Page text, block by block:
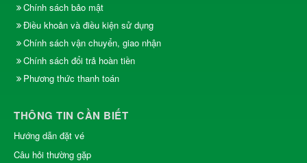
Chính sách bảo mật
Điều khoản và điều kiện sử dụng
Chính sách vận chuyển, giao nhận
Chính sách đổi trả hoàn tiền
Phương thức thanh toán
THÔNG TIN CẦN BIẾT
Hướng dẫn đặt vé
Câu hỏi thường gặp